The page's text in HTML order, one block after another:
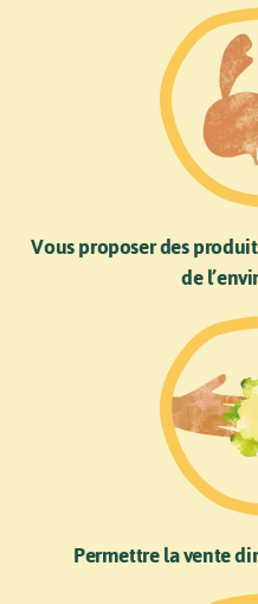
Vous proposer des
de
Permettre la vente